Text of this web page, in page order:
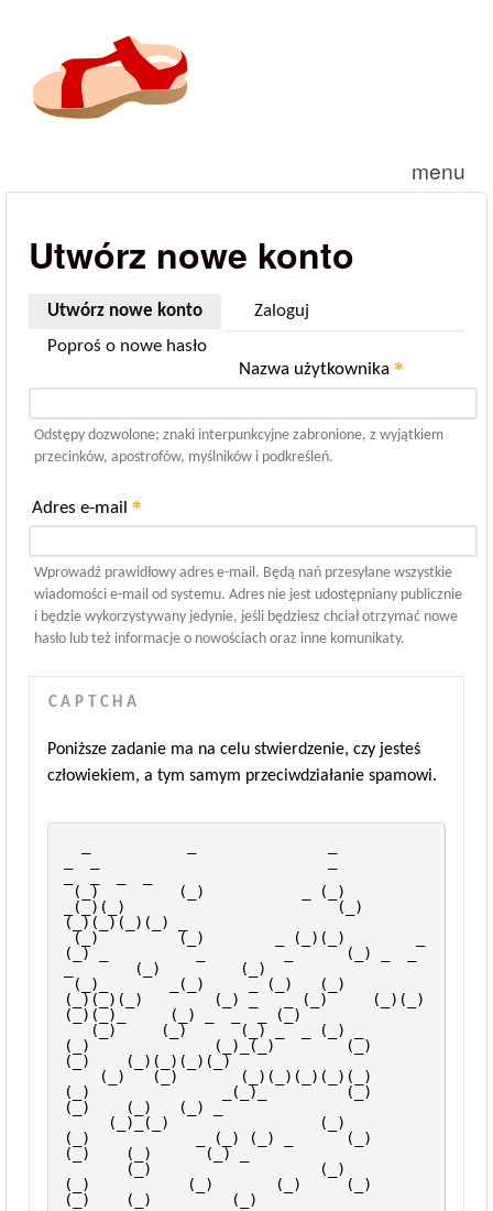
menu
Utwórz nowe konto
Utwórz nowe konto (aktywna karta)
Zaloguj
Poproś o nowe hasło
Nazwa użytkownika*
Odstępy dozwolone; znaki interpunkcyjne zabronione, z wyjątkiem
przecinków, apostrofów, myślników i podkreśleń.
Adres e-mail *
Wprowadź prawidłowy adres e-mail. Będą nań przesyłane wszystkie
wiadomości e-mail od systemu. Adres nie jest udostępniany publicznie
i będzie wykorzystywany jedynie, jeśli będziesz chciał otrzymać nowe
hasło lub też informacje o nowościach oraz inne komunikaty.
CAPTCHA
Poniższe zadanie ma na celu stwierdzenie, czy jesteś
człowiekiem, a tym samym przeciwdziałanie spamowi.
(_)         (_)           _ (_)
_(_)(_)                        (_)
(_)(_)(_)(_) _
(_)         (_)        _ (_)(_)        _
(_) _          _         _      (_) _  _
_       (_)         (_)
(_)_       _(_)     _ (_)   (_)
(_)(_)(_)        (_) _   _ (_)     (_)(_)
(_)(_)_     (_) _  _  _ (_)
   (_)     (_)      (_) _  _ (_) _
(_)              (_)_(_)        (_)
(_)    (_)(_)(_)(_)
    (_)   (_)       (_)(_)(_)(_)(_)
(_)               _(_)_         (_)
(_)    (_)   (_) _
     (_)_(_)                 (_)
(_)            _ (_) (_) _      (_)
(_)    (_)      (_) _
       (_)                   (_)
(_)           (_)       (_)     (_)
(_)    (_)         (_)